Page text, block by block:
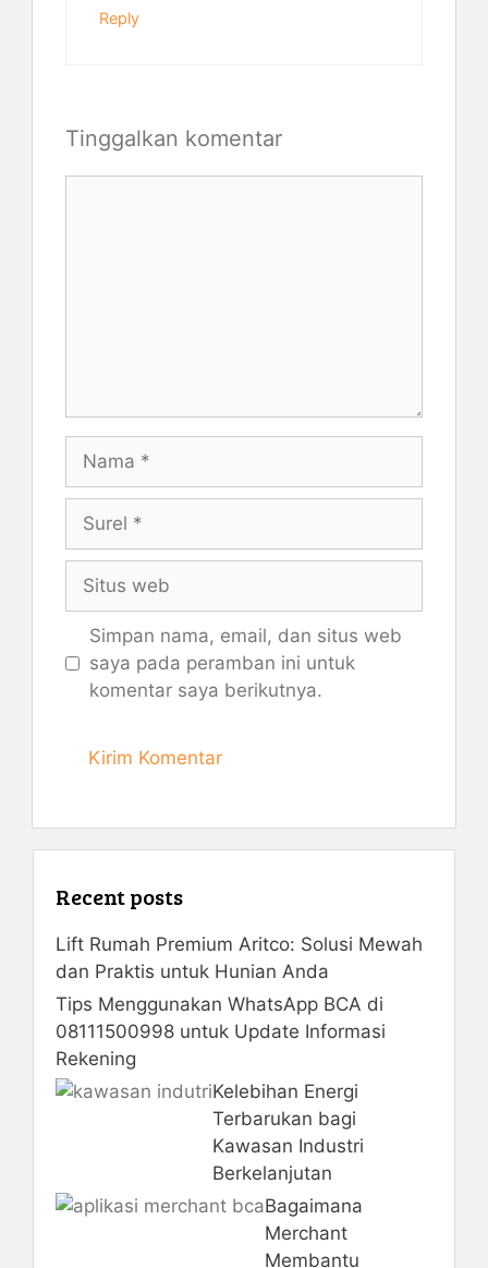
Reply
Tinggalkan komentar
Nama
Surel
Situs
web
Simpan nama, email, dan situs web
saya pada peramban ini untuk
komentar saya berikutnya.
Recent posts
Lift Rumah Premium Aritco: Solusi Mewah
dan Praktis untuk Hunian Anda
Tips Menggunakan WhatsApp BCA di
08111500998 untuk Update Informasi
Rekening
Kelebihan Energi
Terbarukan bagi
Kawasan Industri
Berkelanjutan
Bagaimana
Merchant
Membantu